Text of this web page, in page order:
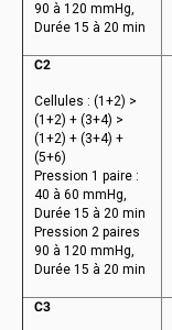
90 à 120 mmHg,
Durée 15 à 20 min
C2
Cellules : (1+2) >
(1+2) + (3+4) >
(1+2) + (3+4) +
(5+6)
Pression 1 paire :
40 à 60 mmHg,
Durée 15 à 20 min
Pression 2 paires
90 à 120 mmHg,
Durée 15 à 20 min
C3